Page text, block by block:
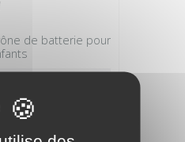
de batterie pour
€